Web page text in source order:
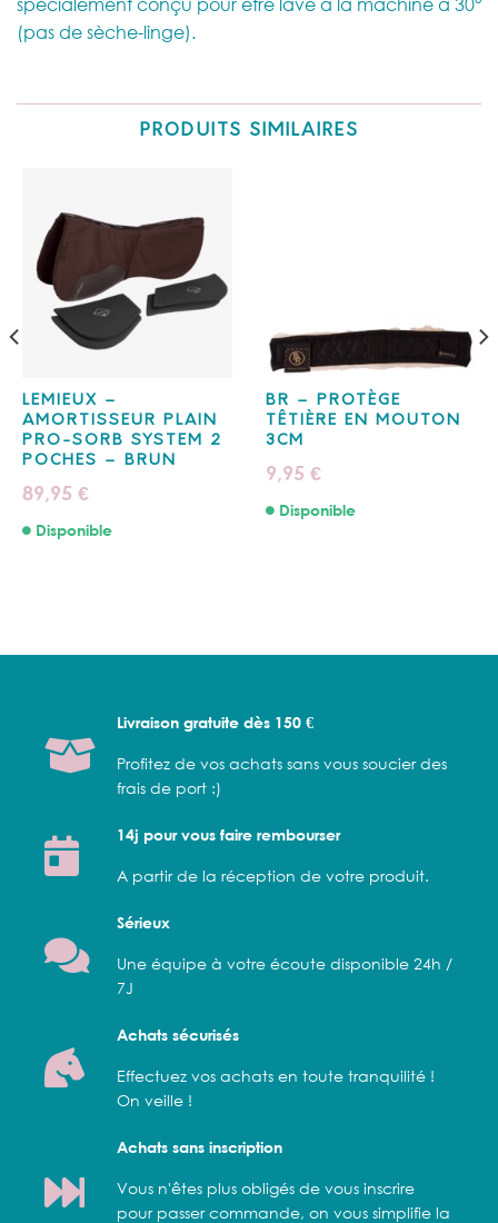
spécialement conçu pour être lavé à la machine à 30°
(pas de sèche-linge).
PRODUITS SIMILAIRES
LEMIEUX –
AMORTISSEUR PLAIN
PRO-SORB SYSTEM 2
POCHES – BRUN
89,95 €
Disponible
BR – PROTÈGE
TÊTIÈRE EN MOUTON
3CM
9,95 €
Disponible
Livraison gratuite dès 150 €
Profitez de vos achats sans vous soucier des
frais de port :)
14j pour vous faire rembourser
A partir de la réception de votre produit.
Sérieux
Une équipe à votre écoute disponible 24h /
7J
Achats sécurisés
Effectuez vos achats en toute tranquilité !
On veille !
Achats sans inscription
Vous n'êtes plus obligés de vous inscrire
pour passer commande, on vous simplifie la